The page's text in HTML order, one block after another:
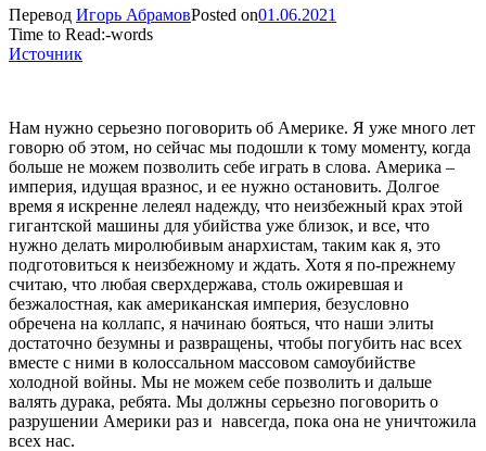
Перевод Игорь АбрамовPosted on01.06.2021
Time to Read:-words
Источник
Нам нужно серьезно поговорить об Америке. Я уже много лет
говорю об этом, но сейчас мы подошли к тому моменту, когда
больше не можем позволить себе играть в слова. Америка –
империя, идущая вразнос, и ее нужно остановить. Долгое
время я искренне лелеял надежду, что неизбежный крах этой
гигантской машины для убийства уже близок, и все, что
нужно делать миролюбивым анархистам, таким как я, это
подготовиться к неизбежному и ждать. Хотя я по-прежнему
считаю, что любая сверхдержава, столь ожиревшая и
безжалостная, как американская империя, безусловно
обречена на коллапс, я начинаю бояться, что наши элиты
достаточно безумны и развращены, чтобы погубить нас всех
вместе с ними в колоссальном массовом самоубийстве
холодной войны. Мы не можем себе позволить и дальше
валять дурака, ребята. Мы должны серьезно поговорить о
разрушении Америки раз и навсегда, пока она не уничтожила
всех нас.